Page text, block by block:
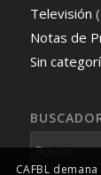
Televisión
Notas de
Sin
CAFBL